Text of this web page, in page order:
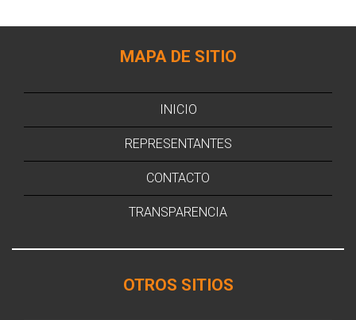
MAPA DE SITIO
INICIO
REPRESENTANTES
CONTACTO
TRANSPARENCIA
OTROS SITIOS